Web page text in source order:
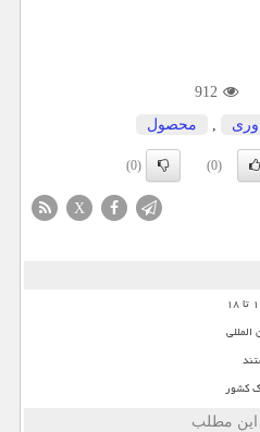
912
, محصول
(0)
(0)
X
المللی
کشور